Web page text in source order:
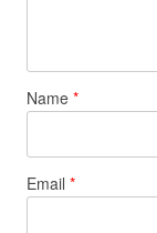
Name *
Email *